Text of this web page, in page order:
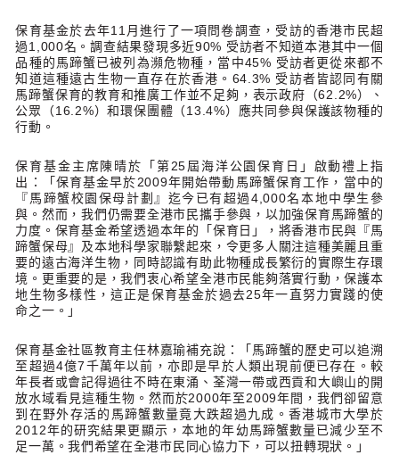
保育基金於去年11月進行了一項問卷調查，受訪的香港市民超
過1,000名。調查結果發現多近90% 受訪者不知道本港其中一個
品種的馬蹄蟹已被列為瀕危物種，當中45% 受訪者更從來都不
知道這種遠古生物一直存在於香港。64.3% 受訪者皆認同有關
馬蹄蟹保育的教育和推廣工作並不足夠，表示政府（62.2%）、
公眾（16.2%）和環保團體（13.4%）應共同參與保護該物種的
行動。
保育基金主席陳晴於「第25屆海洋公園保育日」啟動禮上指
出：「保育基金早於2009年開始帶動馬蹄蟹保育工作，當中的
『馬蹄蟹校園保母計劃』迄今已有超過4,000名本地中學生參
與。然而，我們仍需要全港市民攜手參與，以加強保育馬蹄蟹的
力度。保育基金希望透過本年的「保育日」，將香港市民與『馬
蹄蟹保母』及本地科學家聯繫起來，令更多人關注這種美麗且重
要的遠古海洋生物，同時認識有助此物種成長繁衍的實際生存環
境。更重要的是，我們衷心希望全港市民能夠落實行動，保護本
地生物多樣性，這正是保育基金於過去25年一直努力實踐的使
命之一。」
保育基金社區教育主任林嘉瑜補充說：「馬蹄蟹的歷史可以追溯
至超過4億7千萬年以前，亦即是早於人類出現前便已存在。較
年長者或會記得過往不時在東涌、荃灣一帶或西貢和大嶼山的開
放水域看見這種生物。然而於2000年至2009年間，我們卻留意
到在野外存活的馬蹄蟹數量竟大跌超過九成。香港城市大學於
2012年的研究結果更顯示，本地的年幼馬蹄蟹數量已減少至不
足一萬。我們希望在全港市民同心協力下，可以扭轉現狀。」